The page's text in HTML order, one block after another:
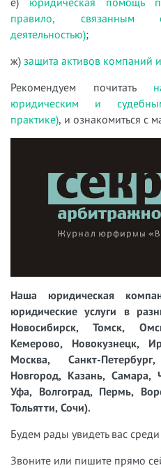
правило, связанным с
деятельностью);
ж) защита активов компаний
Рекомендуем почитать
юридическим и
практике), и ознакомиться с
Наша юридическая
юридические услуги в
Новосибирск, Томск,
Кемерово, Новокузнецк,
Москва, Санкт-
Новгород, Казань, Самара,
Уфа, Волгоград, Пермь,
Тольятти, Сочи).
Будем рады увидеть вас
Звоните или пишите прямо